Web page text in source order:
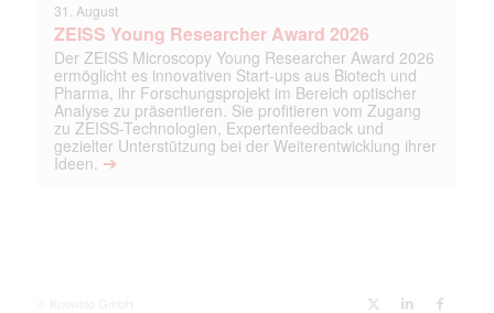
31. August
ZEISS Young Researcher Award 2026
Der ZEISS Microscopy Young Researcher Award 2026
ermöglicht es innovativen Start-ups aus Biotech und
Pharma, ihr Forschungsprojekt im Bereich optischer
Analyse zu präsentieren. Sie profitieren vom Zugang
zu ZEISS-Technologien, Expertenfeedback und
gezielter Unterstützung bei der Weiterentwicklung ihrer
Ideen. ➔